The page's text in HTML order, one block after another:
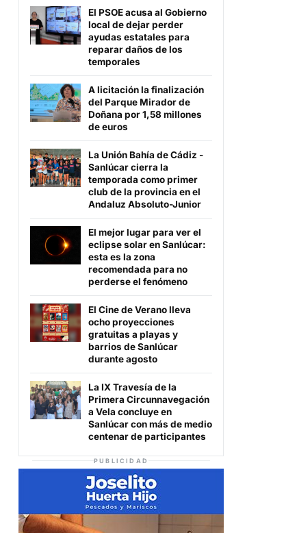
El PSOE acusa al Gobierno
local de dejar perder
ayudas estatales para
reparar daños de los
temporales
A licitación la finalización
del Parque Mirador de
Doñana por 1,58 millones
de euros
La Unión Bahía de Cádiz -
Sanlúcar cierra la
temporada como primer
club de la provincia en el
Andaluz Absoluto-Junior
El mejor lugar para ver el
eclipse solar en Sanlúcar:
esta es la zona
recomendada para no
perderse el fenómeno
El Cine de Verano lleva
ocho proyecciones
gratuitas a playas y
barrios de Sanlúcar
durante agosto
La IX Travesía de la
Primera Circunnavegación
a Vela concluye en
Sanlúcar con más de medio
centenar de participantes
PUBLICIDAD